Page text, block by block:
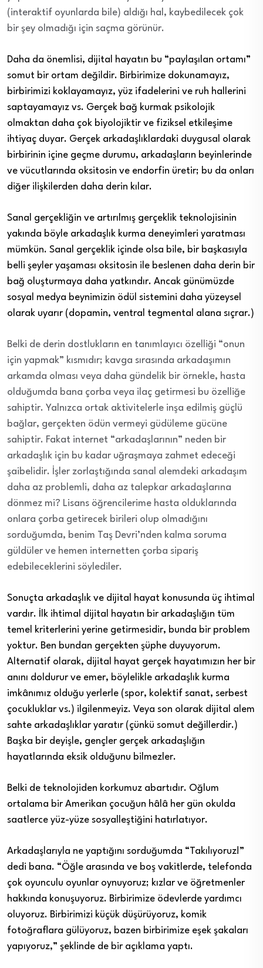
(interaktif oyunlarda bile) aldığı hal, kaybedilecek çok
bir şey olmadığı için saçma görünür.
Daha da önemlisi, dijital hayatın bu “paylaşılan ortamı”
somut bir ortam değildir. Birbirimize dokunamayız,
birbirimizi koklayamayız, yüz ifadelerini ve ruh hallerini
saptayamayız vs. Gerçek bağ kurmak psikolojik
olmaktan daha çok biyolojiktir ve fiziksel etkileşime
ihtiyaç duyar. Gerçek arkadaşlıklardaki duygusal olarak
birbirinin içine geçme durumu, arkadaşların beyinlerinde
ve vücutlarında oksitosin ve endorfin üretir; bu da onları
diğer ilişkilerden daha derin kılar.
Sanal gerçekliğin ve artırılmış gerçeklik teknolojisinin
yakında böyle arkadaşlık kurma deneyimleri yaratması
mümkün. Sanal gerçeklik içinde olsa bile, bir başkasıyla
belli şeyler yaşaması oksitosin ile beslenen daha derin bir
bağ oluşturmaya daha yatkındır. Ancak günümüzde
sosyal medya beynimizin ödül sistemini daha yüzeysel
olarak uyarır (dopamin, ventral tegmental alana sıçrar.)
Belki de derin dostlukların en tanımlayıcı özelliği “onun
için yapmak” kısmıdır; kavga sırasında arkadaşımın
arkamda olması veya daha gündelik bir örnekle, hasta
olduğumda bana çorba veya ilaç getirmesi bu özelliğe
sahiptir. Yalnızca ortak aktivitelerle inşa edilmiş güçlü
bağlar, gerçekten ödün vermeyi güdüleme gücüne
sahiptir. Fakat internet “arkadaşlarının” neden bir
arkadaşlık için bu kadar uğraşmaya zahmet edeceği
şaibelidir. İşler zorlaştığında sanal alemdeki arkadaşım
daha az problemli, daha az talepkar arkadaşlarına
dönmez mi? Lisans öğrencilerime hasta olduklarında
onlara çorba getirecek birileri olup olmadığını
sorduğumda, benim Taş Devri’nden kalma soruma
güldüler ve hemen internetten çorba sipariş
edebileceklerini söylediler.
Sonuçta arkadaşlık ve dijital hayat konusunda üç ihtimal
vardır. İlk ihtimal dijital hayatın bir arkadaşlığın tüm
temel kriterlerini yerine getirmesidir, bunda bir problem
yoktur. Ben bundan gerçekten şüphe duyuyorum.
Alternatif olarak, dijital hayat gerçek hayatımızın her bir
anını doldurur ve emer, böylelikle arkadaşlık kurma
imkânımız olduğu yerlerle (spor, kolektif sanat, serbest
çocukluklar vs.) ilgilenmeyiz. Veya son olarak dijital alem
sahte arkadaşlıklar yaratır (çünkü somut değillerdir.)
Başka bir deyişle, gençler gerçek arkadaşlığın
hayatlarında eksik olduğunu bilmezler.
Belki de teknolojiden korkumuz abartıdır. Oğlum
ortalama bir Amerikan çocuğun hâlâ her gün okulda
saatlerce yüz-yüze sosyalleştiğini hatırlatıyor.
Arkadaşlarıyla ne yaptığını sorduğumda “Takılıyoruz!”
dedi bana. “Öğle arasında ve boş vakitlerde, telefonda
çok oyunculu oyunlar oynuyoruz; kızlar ve öğretmenler
hakkında konuşuyoruz. Birbirimize ödevlerde yardımcı
oluyoruz. Birbirimizi küçük düşürüyoruz, komik
fotoğraflara gülüyoruz, bazen birbirimize eşek şakaları
yapıyoruz,” şeklinde de bir açıklama yaptı.